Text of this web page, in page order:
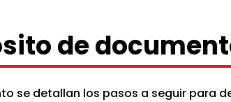
de
se detallan los pasos a seguir para